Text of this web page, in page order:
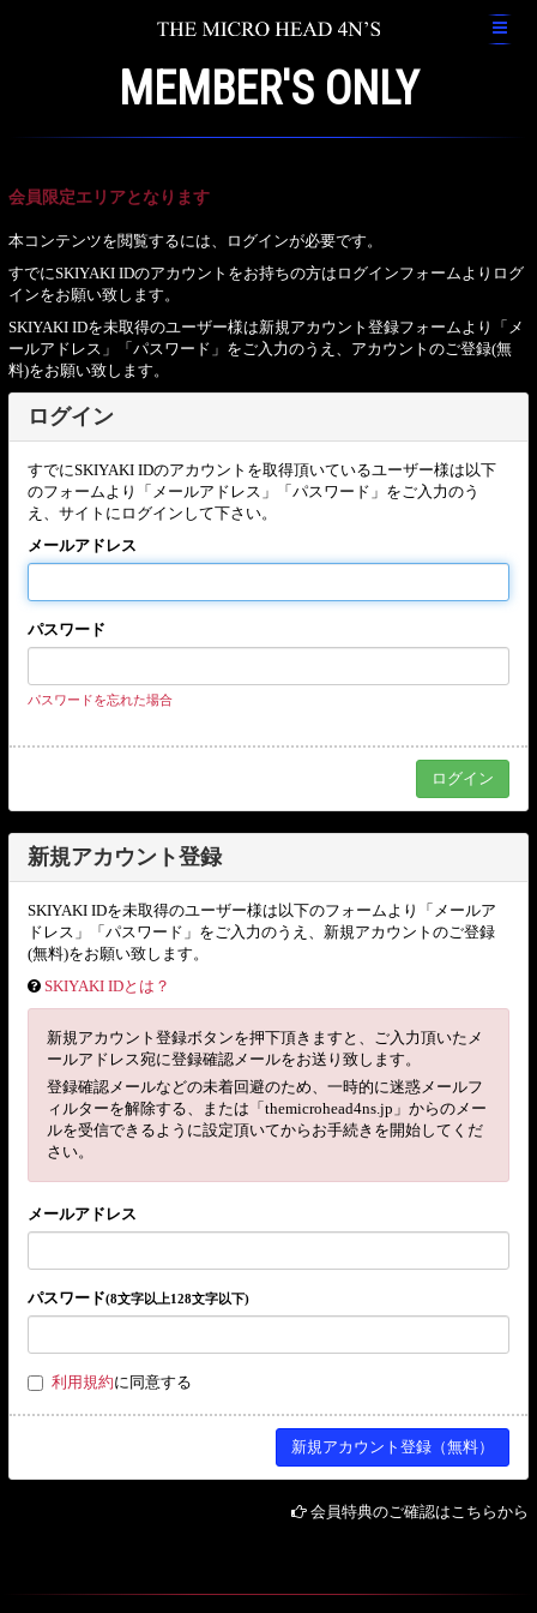
MEMBER'S ONLY
会員限定エリアとなります
本コンテンツを閲覧するには、ログインが必要です。
すでにSKIYAKI IDのアカウントをお持ちの方はログインフォームよりログ
インをお願い致します。
SKIYAKI IDを未取得のユーザー様は新規アカウント登録フォームより「メ
ールアドレス」「パスワード」をご入力のうえ、アカウントのご登録(無
料)をお願い致します。
ログイン
すでにSKIYAKI IDのアカウントを取得頂いているユーザー様は以下
のフォームより「メールアドレス」「パスワード」をご入力のう
え、サイトにログインして下さい。
メールアドレス
パスワード
パスワードを忘れた場合
新規アカウント登録
SKIYAKI IDを未取得のユーザー様は以下のフォームより「メールア
ドレス」「パスワード」をご入力のうえ、新規アカウントのご登録
(無料)をお願い致します。
SKIYAKI IDとは？
新規アカウント登録ボタンを押下頂きますと、ご入力頂いたメ
ールアドレス宛に登録確認メールをお送り致します。
登録確認メールなどの未着回避のため、一時的に迷惑メールフ
ィルターを解除する、または「themicrohead4ns.jp」からのメー
ルを受信できるように設定頂いてからお手続きを開始してくだ
さい。
メールアドレス
パスワード(8文字以上128文字以下)
利用規約に同意する
会員特典のご確認はこちらから